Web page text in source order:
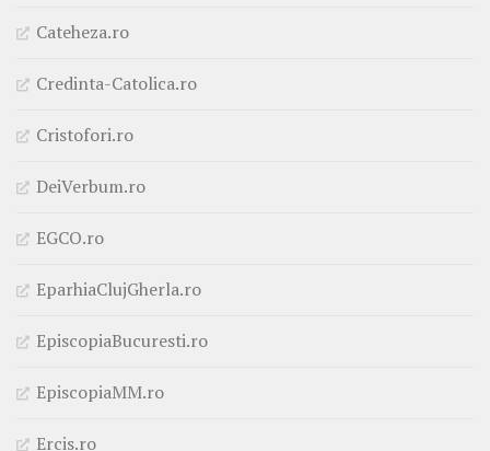
Cateheza.ro
Credinta-Catolica.ro
Cristofori.ro
DeiVerbum.ro
EGCO.ro
EparhiaClujGherla.ro
EpiscopiaBucuresti.ro
EpiscopiaMM.ro
Ercis.ro